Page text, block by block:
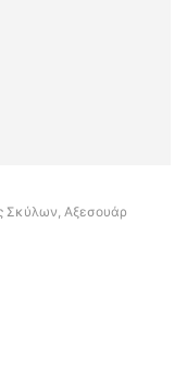
Σκύλων, Αξεσουάρ